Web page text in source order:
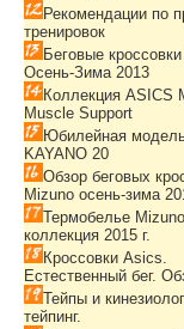
Рекомендации по
тренировок
Беговые
Осень-Зима 2013
Коллекция ASICS
Muscle Support
Юбилейная
KAYANO 20
Обзор беговых
Mizuno осень-зима
Термобелье
коллекция 2015 г.
Кроссовки Asics.
Естественный бег.
Тейпы и
тейпинг.